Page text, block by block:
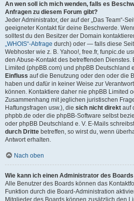
An wen soll ich mich wenden, falls es
Anfragen zu diesem Forum gibt?
Jeder Administrator, der auf der „Das Team“-
geeigneter Kontakt für deine Beschwerde.
solltest du den Besitzer der Domain
„WHOIS“-Abfrage durch) oder — falls diese
Webhoster wie z. B. Yahoo!, free.fr, funpic.de
den Abuse-Kontakt des betreffenden Dienstes.
Limited (phpBB.com) und phpBB Deutschland
Einfluss auf die Benutzung oder den oder die
haben und dafür in keiner Weise zur
können. Kontaktiere daher nie phpBB Limited
Zusammenhang mit jeglichen juristischen
Haftungsfragen usw.), die sich nicht direkt auf
phpbb.de oder die phpBB-Software selbst
oder phpBB Deutschland e. V. E-Mails
durch Dritte betreffen, so wirst du, wenn
Antwort erhalten.
Nach oben
Wie kann ich einen Administrator des
Alle Benutzer des Boards können das
Funktion durch die Board-Administration
Mitglieder des Boards können zusätzlich den